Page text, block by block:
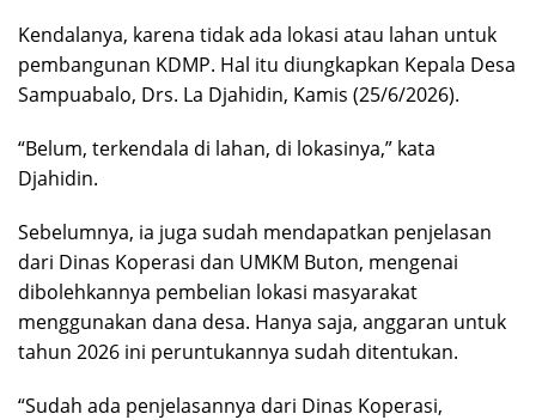
Kendalanya, karena tidak ada lokasi atau lahan untuk
pembangunan KDMP. Hal itu diungkapkan Kepala Desa
Sampuabalo, Drs. La Djahidin, Kamis (25/6/2026).
“Belum, terkendala di lahan, di lokasinya,” kata
Djahidin.
Sebelumnya, ia juga sudah mendapatkan penjelasan
dari Dinas Koperasi dan UMKM Buton, mengenai
dibolehkannya pembelian lokasi masyarakat
menggunakan dana desa. Hanya saja, anggaran untuk
tahun 2026 ini peruntukannya sudah ditentukan.
“Sudah ada penjelasannya dari Dinas Koperasi,